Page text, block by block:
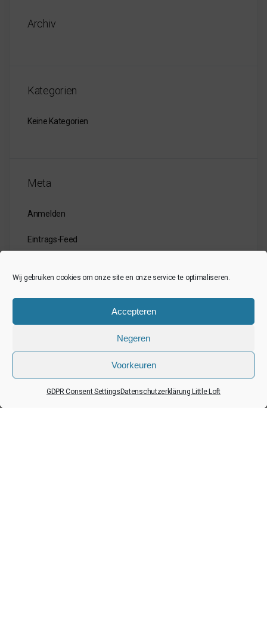
Wij gebruiken cookies om onze site en onze service te optimaliseren.
Accepteren
Negeren
Voorkeuren
GDPR Consent Settings Datenschutzerklärung Little Loft
Archiv
Kategorien
Keine Kategorien
Meta
Anmelden
Eintrags-Feed